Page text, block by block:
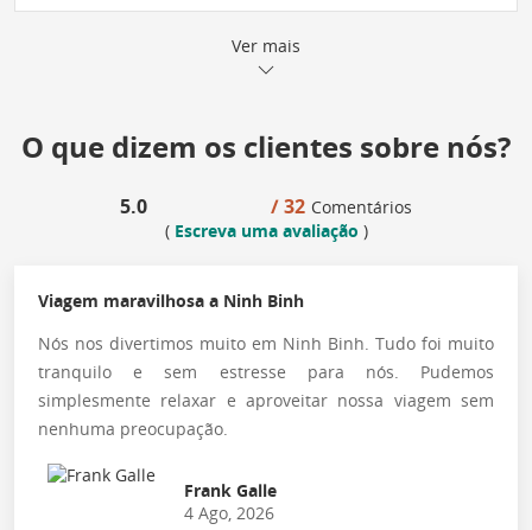
Ver mais
O que dizem os clientes sobre nós?
5.0 / 32 Comentários
( Escreva uma avaliação )
Viagem maravilhosa a Ninh Binh
Nós nos divertimos muito em Ninh Binh. Tudo foi muito
tranquilo e sem estresse para nós. Pudemos
simplesmente relaxar e aproveitar nossa viagem sem
nenhuma preocupação.
Frank Galle
4 Ago, 2026